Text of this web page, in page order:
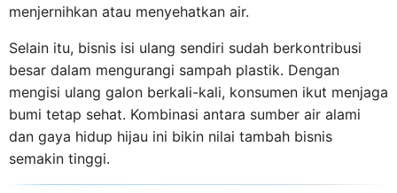
menjernihkan atau menyehatkan air.
Selain itu, bisnis isi ulang sendiri sudah berkontribusi
besar dalam mengurangi sampah plastik. Dengan
mengisi ulang galon berkali-kali, konsumen ikut menjaga
bumi tetap sehat. Kombinasi antara sumber air alami
dan gaya hidup hijau ini bikin nilai tambah bisnis
semakin tinggi.